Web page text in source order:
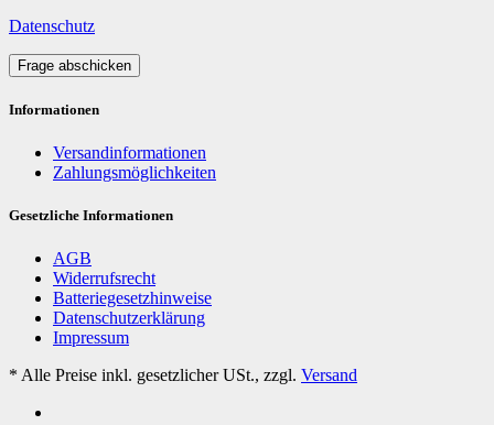
Datenschutz
Frage abschicken
Informationen
Versandinformationen
Zahlungsmöglichkeiten
Gesetzliche Informationen
AGB
Widerrufsrecht
Batteriegesetzhinweise
Datenschutzerklärung
Impressum
* Alle Preise inkl. gesetzlicher USt., zzgl. Versand